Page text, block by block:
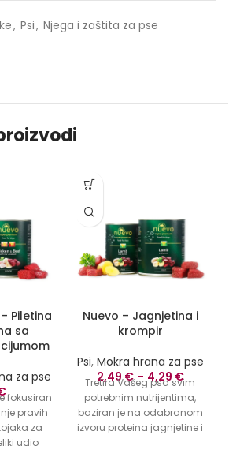
, Psi, Njega i zaštita za pse
Piletina
sa
za pse
fokusiran
pravih
za
udio
Nuevo – Jagnjetina i
krompir
Psi, Mokra hrana za pse
2,49€– 4,29 €
Tretira Vašeg psa svim
potrebnim nutrijentima,
baziran je na odabranom
izvoru proteina jagnjetine i